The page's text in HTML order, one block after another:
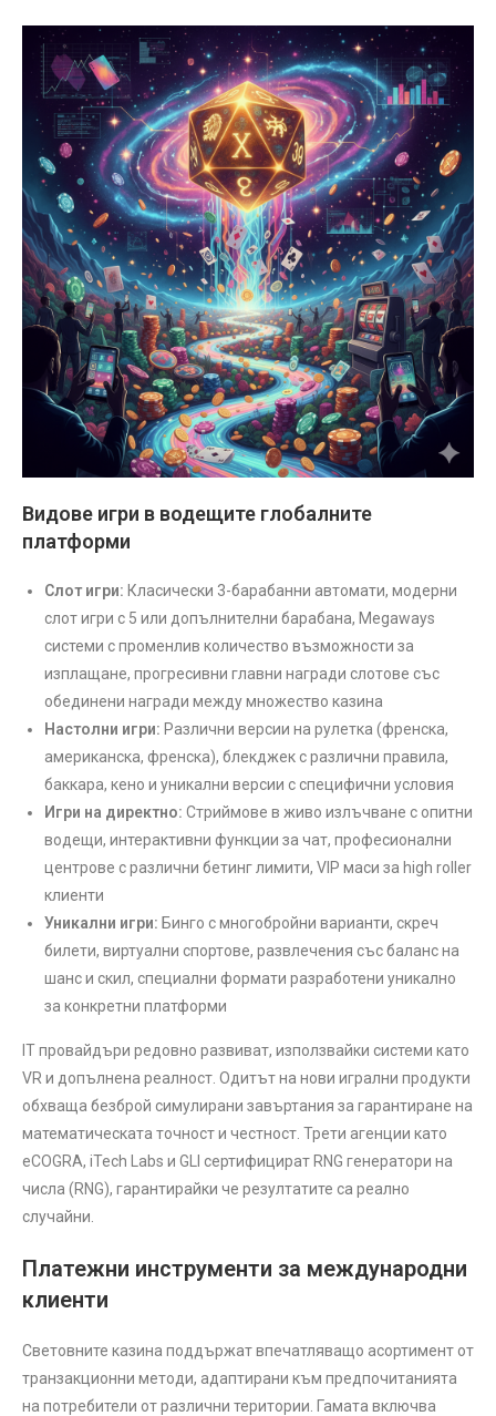
Видове игри в водещите глобалните
платформи
Слот игри: Класически 3-барабанни автомати, модерни
слот игри с 5 или допълнителни барабана, Megaways
системи с променлив количество възможности за
изплащане, прогресивни главни награди слотове със
обединени награди между множество казина
Настолни игри: Различни версии на рулетка (френска,
американска, френска), блекджек с различни правила,
баккара, кено и уникални версии с специфични условия
Игри на директно: Стриймове в живо излъчване с опитни
водещи, интерактивни функции за чат, професионални
центрове с различни бетинг лимити, VIP маси за high roller
клиенти
Уникални игри: Бинго с многобройни варианти, скреч
билети, виртуални спортове, развлечения със баланс на
шанс и скил, специални формати разработени уникално
за конкретни платформи
IT провайдъри редовно развиват, използвайки системи като
VR и допълнена реалност. Одитът на нови игрални продукти
обхваща безброй симулирани завъртания за гарантиране на
математическата точност и честност. Трети агенции като
eCOGRA, iTech Labs и GLI сертифицират RNG генератори на
числа (RNG), гарантирайки че резултатите са реално
случайни.
Платежни инструменти за международни
клиенти
Световните казина поддържат впечатляващо асортимент от
транзакционни методи, адаптирани към предпочитанията
на потребители от различни територии. Гамата включва